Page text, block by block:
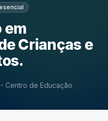
em
Crianças e
- Centro de Educação